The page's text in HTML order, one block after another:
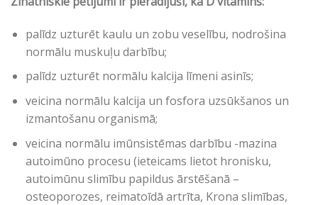
palīdz uzturēt kaulu un zobu veselību, nodrošina
normālu muskuļu darbību;
palīdz uzturēt normālu kalcija līmeni asinīs;
veicina normālu kalcija un fosfora uzsūkšanos un
izmantošanu organismā;
veicina normālu imūnsistēmas darbību -mazina
autoimūno procesu (ieteicams lietot hronisku,
autoimūnu slimību papildus ārstēšanā –
osteoporozes, reimatoīdā artrīta, Krona slimības,